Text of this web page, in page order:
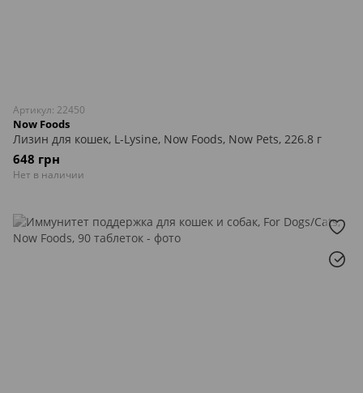
Артикул: 22450
Now Foods
Лизин для кошек, L-Lysine, Now Foods, Now Pets, 226.8 г
648 грн
Нет в наличии